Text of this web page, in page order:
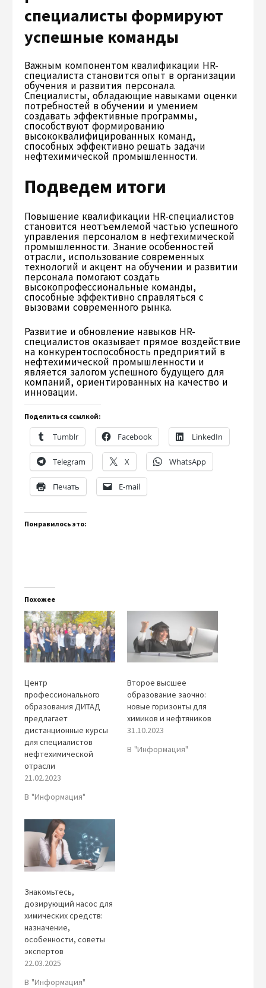
специалисты формируют
успешные команды
Важным компонентом квалификации HR-
специалиста становится опыт в организации
обучения и развития персонала.
Специалисты, обладающие навыками оценки
потребностей в обучении и умением
создавать эффективные программы,
способствуют формированию
высококвалифицированных команд,
способных эффективно решать задачи
нефтехимической промышленности.
Подведем итоги
Повышение квалификации HR-специалистов
становится неотъемлемой частью успешного
управления персоналом в нефтехимической
промышленности. Знание особенностей
отрасли, использование современных
технологий и акцент на обучении и развитии
персонала помогают создать
высокопрофессиональные команды,
способные эффективно справляться с
вызовами современного рынка.
Развитие и обновление навыков HR-
специалистов оказывает прямое воздействие
на конкурентоспособность предприятий в
нефтехимической промышленности и
является залогом успешного будущего для
компаний, ориентированных на качество и
инновации.
Поделиться ссылкой:
Tumblr Facebook LinkedIn
Telegram X WhatsApp
Печать E-mail
Понравилось это:
Похожее
Центр
профессионального
образования ДИТАД
предлагает
дистанционные курсы
для специалистов
нефтехимической
отрасли
21.02.2023
В "Информация"
Второе высшее
образование заочно:
новые горизонты для
химиков и нефтяников
31.10.2023
В "Информация"
Знакомьтесь,
дозирующий насос для
химических средств:
назначение,
особенности, советы
экспертов
22.03.2025
В "Информация"